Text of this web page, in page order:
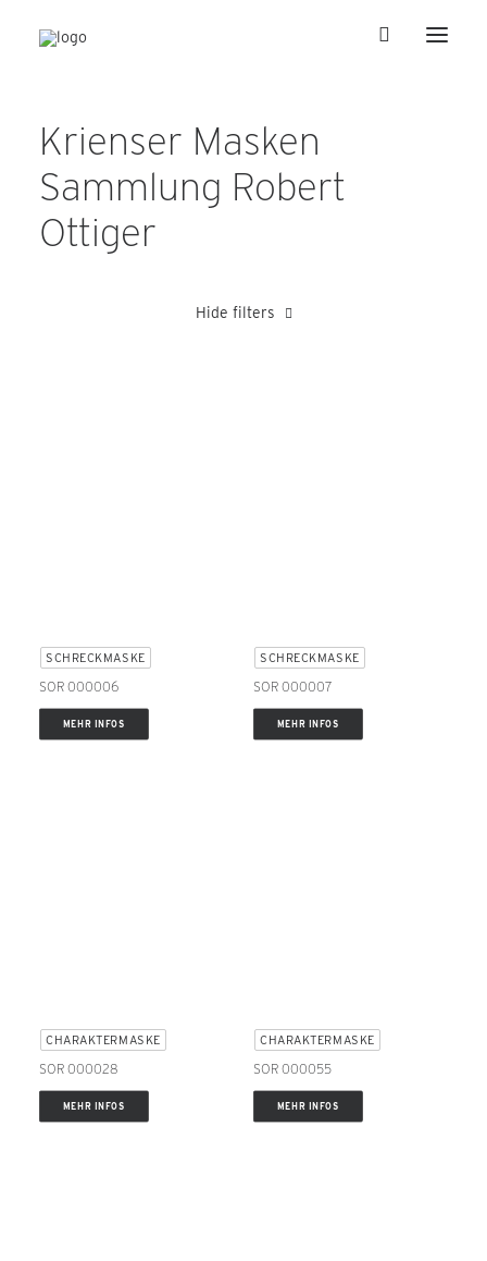
Krienser Masken
Sammlung Robert
Ottiger
Hide filters
SCHRECKMASKE
SOR 000006
MEHR INFOS
SCHRECKMASKE
SOR 000007
MEHR INFOS
CHARAKTERMASKE
SOR 000028
MEHR INFOS
CHARAKTERMASKE
SOR 000055
MEHR INFOS